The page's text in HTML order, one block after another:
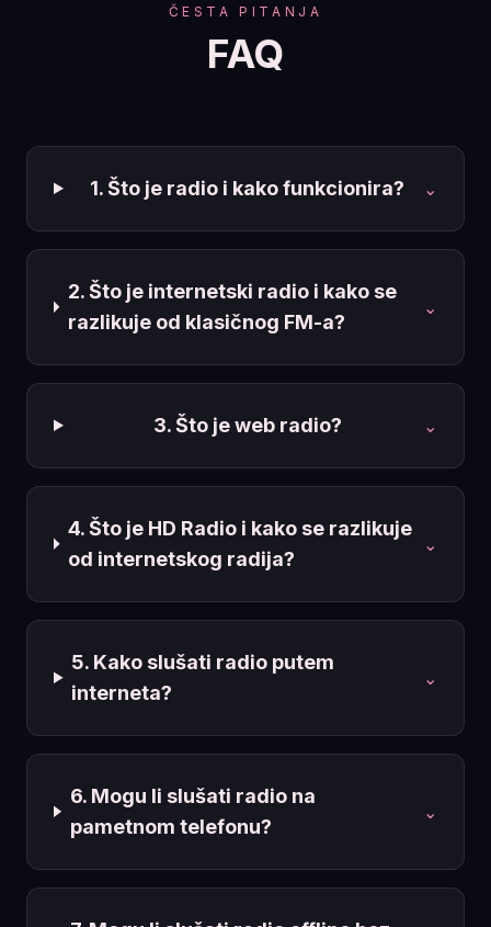
ČESTA PITANJA
FAQ
1. Što je radio i kako funkcionira? ⌄
2. Što je internetski radio i kako se
razlikuje od klasičnog FM-a?
⌄
3. Što je web radio? ⌄
4. Što je HD Radio i kako se razlikuje
od internetskog radija?
⌄
5. Kako slušati radio putem
interneta?
⌄
6. Mogu li slušati radio na
pametnom telefonu?
⌄